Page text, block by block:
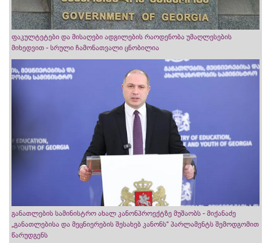
ფაკულტეტები და მისაღები ადგილების რაოდენობა უმაღლესების
მიხედვით - სრული ჩამონათვალი ცნობილია
განათლების სამინისტრო ახალ კანონპროექტზე მუშაობს - მიქანაძე
„განათლებისა და მეცნიერების შესახებ კანონს“ პარლამენტს შემოდგომით
წარუდგენს